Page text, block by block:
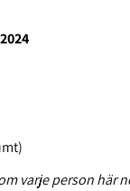
varje person här